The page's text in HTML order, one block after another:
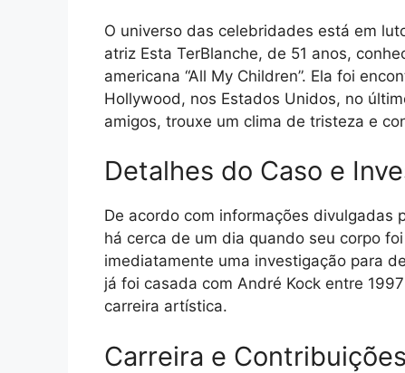
O universo das celebridades está em
atriz Esta TerBlanche, de 51 anos,
americana “All My Children”. Ela foi
Hollywood, nos Estados Unidos, no
amigos, trouxe um clima de tristeza e
Detalhes do Caso e
De acordo com informações divulgadas
há cerca de um dia quando seu corpo
imediatamente uma investigação para
já foi casada com André Kock entre
carreira artística.
Carreira e